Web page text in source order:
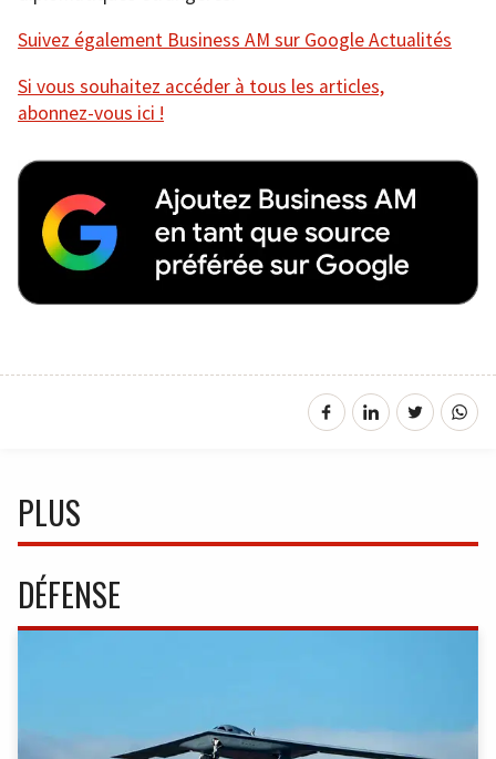
Suivez également Business AM sur Google Actualités
Si vous souhaitez accéder à tous les articles,
abonnez-vous ici !
PLUS
DÉFENSE